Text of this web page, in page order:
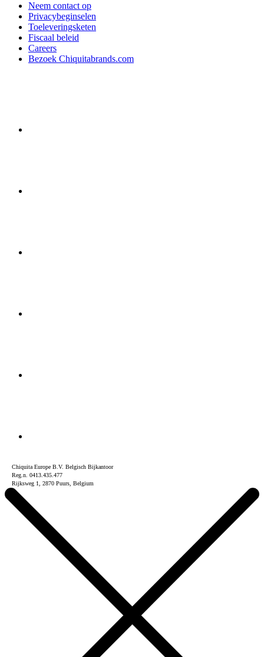
Neem contact op
Privacybeginselen
Toeleveringsketen
Fiscaal beleid
Careers
Bezoek Chiquitabrands.com
Chiquita Europe B.V. Belgisch Bijkantoor
Reg.n. 0413.435.477
Rijksweg 1, 2870 Puurs, Belgium